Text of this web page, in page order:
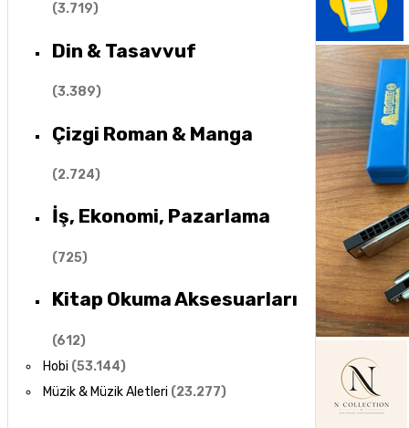
(3.719)
Din & Tasavvuf
(3.389)
Çizgi Roman & Manga
(2.724)
İş, Ekonomi, Pazarlama
(725)
Kitap Okuma Aksesuarları
(612)
Hobi (53.144)
Müzik & Müzik Aletleri (23.277)